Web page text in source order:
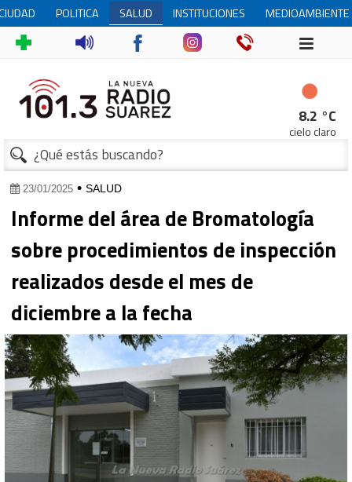
POLITICA SALUD INSTITUCIONES MEDIOAMBIENTE
8.2 °C
cielo claro
23/01/2025• SALUD
Informe del área de Bromatología
sobre procedimientos de inspección
realizados desde el mes de
diciembre a la fecha